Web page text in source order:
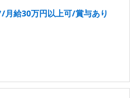
月給30万円以上可/賞与あり